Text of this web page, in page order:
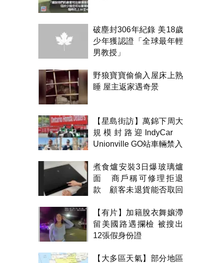
破塵封306年紀錄 美18歲
少年獲認證「全球最年輕
男教授」
野狼寶寶偷偷入屋床上熟
睡 屋主返家遇奇景
【星島街訪】萬錦下周大
規模封路迎IndyCar
Unionville GO站車輛禁入
煮食爐安裝3日爆玻璃爐
面 商戶稱可修理拒退
款 顧客未退貨能否取回
【有片】加籍脫衣舞孃滯
留美國路遇攔檢 被搜出
12張假身份證
【大多區天氣】部分地區